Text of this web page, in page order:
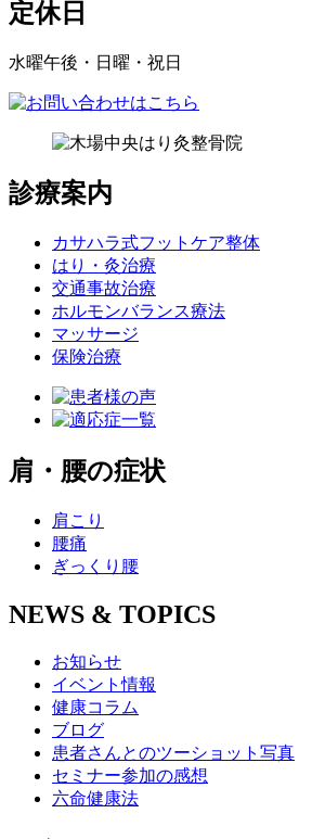
定休日
水曜午後・日曜・祝日
診療案内
カサハラ式フットケア整体
はり・灸治療
交通事故治療
ホルモンバランス療法
マッサージ
保険治療
肩・腰の症状
肩こり
腰痛
ぎっくり腰
NEWS & TOPICS
お知らせ
イベント情報
健康コラム
ブログ
患者さんとのツーショット写真
セミナー参加の感想
六命健康法